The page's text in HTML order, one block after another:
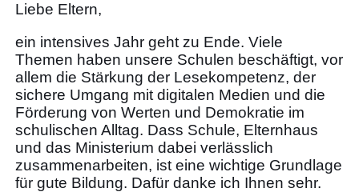
Liebe Eltern,
ein intensives Jahr geht zu Ende. Viele
Themen haben unsere Schulen beschäftigt, vor
allem die Stärkung der Lesekompetenz, der
sichere Umgang mit digitalen Medien und die
Förderung von Werten und Demokratie im
schulischen Alltag. Dass Schule, Elternhaus
und das Ministerium dabei verlässlich
zusammenarbeiten, ist eine wichtige Grundlage
für gute Bildung. Dafür danke ich Ihnen sehr.